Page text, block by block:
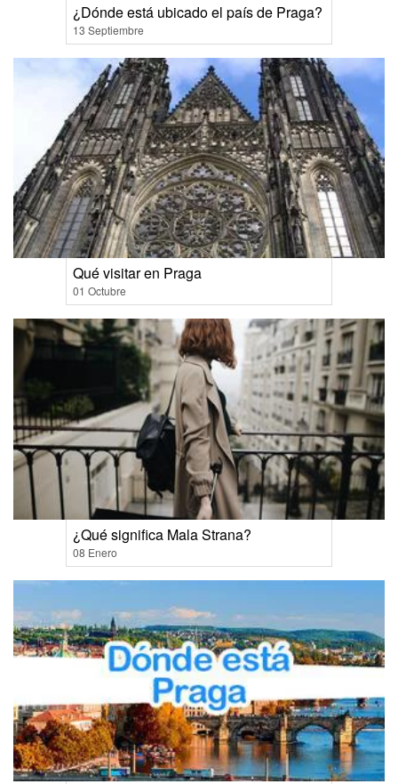
¿Dónde está ubicado el país de Praga?
13 Septiembre
Qué visitar en Praga
01 Octubre
¿Qué significa Mala Strana?
08 Enero